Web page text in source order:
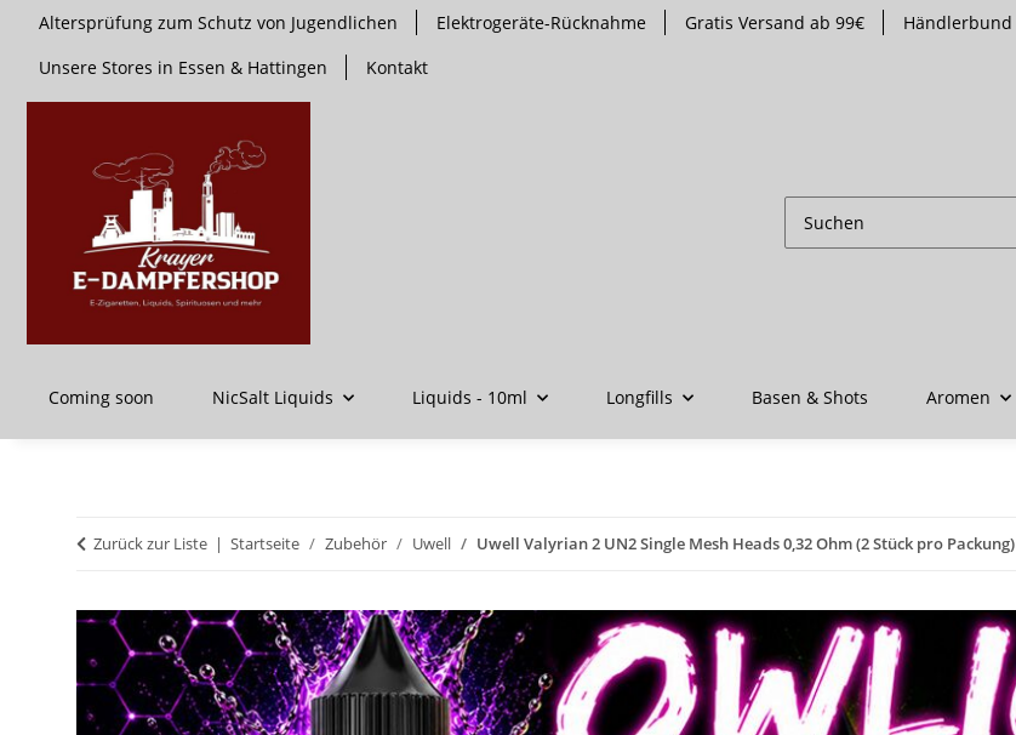
Altersprüfung zum Schutz von Jugendlichen Elektrogeräte-Rücknahme Gratis Versand ab 99€ Händlerbund
Unsere Stores in Essen & Hattingen
Kontakt
Coming soon NicSalt Liquids Liquids - 10ml Longfills Basen & Shots Aromen
Zurück zur Liste Startseite Zubehör Uwell Uwell Valyrian 2 UN2 Single Mesh Heads 0,32 Ohm (2 Stück pro Packung)